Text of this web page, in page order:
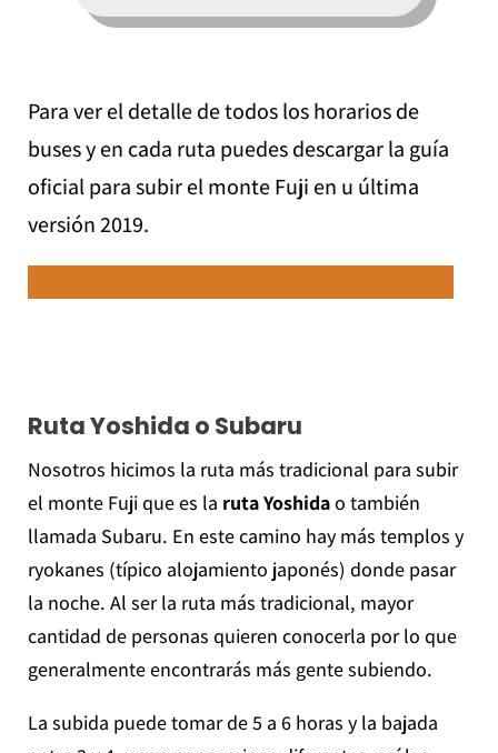
Para ver el detalle de todos los horarios de
buses y en cada ruta puedes descargar la guía
oficial para subir el monte Fuji en u última
versión 2019.
Ruta Yoshida o Subaru
Nosotros hicimos la ruta más tradicional para subir
el monte Fuji que es la ruta Yoshidao también
llamada Subaru. En este camino hay más templos y
ryokanes (típico alojamiento japonés) donde pasar
la noche. Al ser la ruta más tradicional, mayor
cantidad de personas quieren conocerla por lo que
generalmente encontrarás más gente subiendo.
La subida puede tomar de 5 a 6 horas y la bajada